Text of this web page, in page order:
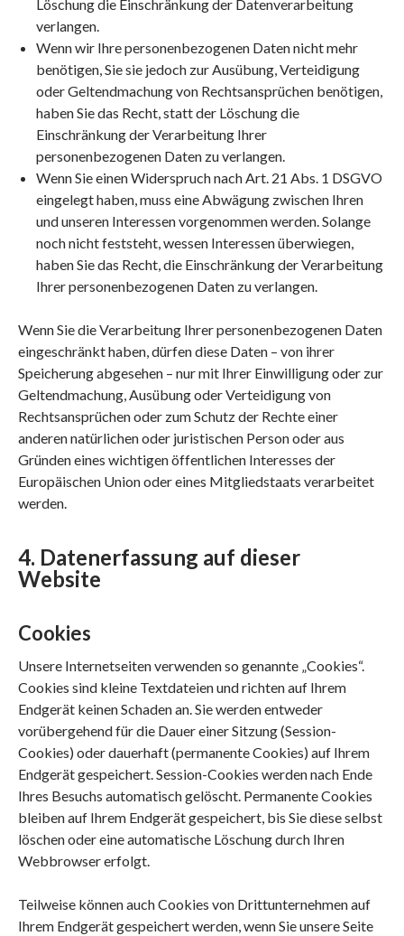
Löschung die Einschränkung der Datenverarbeitung
verlangen.
Wenn wir Ihre personenbezogenen Daten nicht mehr
benötigen, Sie sie jedoch zur Ausübung, Verteidigung
oder Geltendmachung von Rechtsansprüchen benötigen,
haben Sie das Recht, statt der Löschung die
Einschränkung der Verarbeitung Ihrer
personenbezogenen Daten zu verlangen.
Wenn Sie einen Widerspruch nach Art. 21 Abs. 1 DSGVO
eingelegt haben, muss eine Abwägung zwischen Ihren
und unseren Interessen vorgenommen werden. Solange
noch nicht feststeht, wessen Interessen überwiegen,
haben Sie das Recht, die Einschränkung der Verarbeitung
Ihrer personenbezogenen Daten zu verlangen.
Wenn Sie die Verarbeitung Ihrer personenbezogenen Daten
eingeschränkt haben, dürfen diese Daten – von ihrer
Speicherung abgesehen – nur mit Ihrer Einwilligung oder zur
Geltendmachung, Ausübung oder Verteidigung von
Rechtsansprüchen oder zum Schutz der Rechte einer
anderen natürlichen oder juristischen Person oder aus
Gründen eines wichtigen öffentlichen Interesses der
Europäischen Union oder eines Mitgliedstaats verarbeitet
werden.
4. Datenerfassung auf dieser
Website
Cookies
Unsere Internetseiten verwenden so genannte „Cookies“.
Cookies sind kleine Textdateien und richten auf Ihrem
Endgerät keinen Schaden an. Sie werden entweder
vorübergehend für die Dauer einer Sitzung (Session-
Cookies) oder dauerhaft (permanente Cookies) auf Ihrem
Endgerät gespeichert. Session-Cookies werden nach Ende
Ihres Besuchs automatisch gelöscht. Permanente Cookies
bleiben auf Ihrem Endgerät gespeichert, bis Sie diese selbst
löschen oder eine automatische Löschung durch Ihren
Webbrowser erfolgt.
Teilweise können auch Cookies von Drittunternehmen auf
Ihrem Endgerät gespeichert werden, wenn Sie unsere Seite